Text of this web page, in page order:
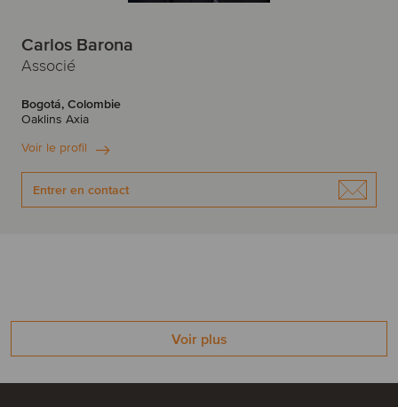
Carlos Barona
Associé
Bogotá, Colombie
Oaklins Axia
Voir le profil
Entrer en contact
Voir plus